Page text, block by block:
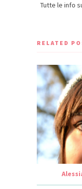
Tutte le info
RELATED